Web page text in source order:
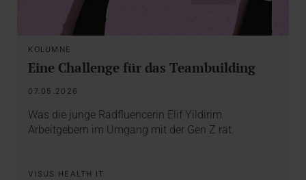
KOLUMNE
Eine Challenge für das Teambuilding
07.05.2026
Was die junge Radfluencerin Elif Yildirim
Arbeitgebern im Umgang mit der Gen Z rät.
VISUS HEALTH IT